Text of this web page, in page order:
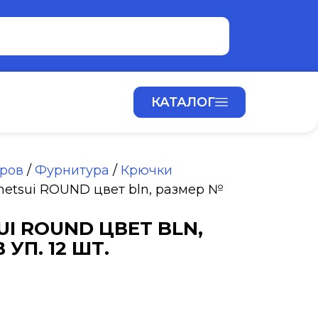
КАТАЛОГ
/ Фурнитура / Крючки
ROUND цвет bln, размер №
ROUND ЦВЕТ BLN,
УП. 12 ШТ.